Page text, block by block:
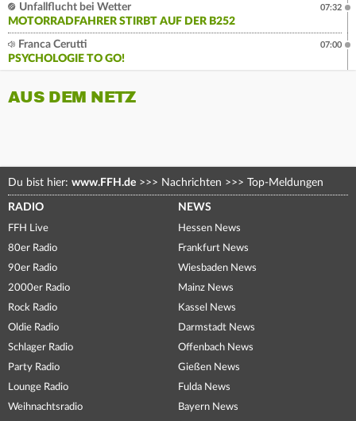
Unfallflucht bei Wetter
MOTORRADFAHRER STIRBT AUF DER B252
07:32
Franca Cerutti
PSYCHOLOGIE TO GO!
07:00
AUS DEM NETZ
Du bist hier: www.FFH.de >>> Nachrichten >>> Top-Meldungen
RADIO
FFH Live
80er Radio
90er Radio
2000er Radio
Rock Radio
Oldie Radio
Schlager Radio
Party Radio
Lounge Radio
Weihnachtsradio
NEWS
Hessen News
Frankfurt News
Wiesbaden News
Mainz News
Kassel News
Darmstadt News
Offenbach News
Gießen News
Fulda News
Bayern News